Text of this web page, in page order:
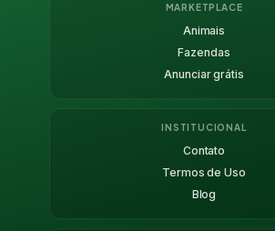
MARKETPLACE
Animais
Fazendas
Anunciar grátis
INSTITUCIONAL
Contato
Termos de Uso
Blog